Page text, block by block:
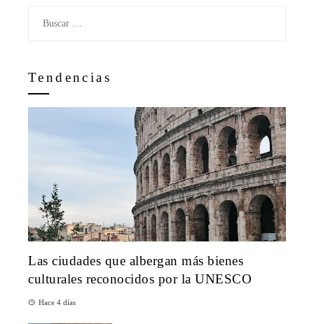
Tendencias
Las ciudades que albergan más bienes
culturales reconocidos por la UNESCO
Hace 4 días